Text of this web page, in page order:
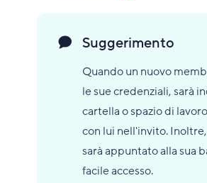
Suggerimento
Quando un nuovo
le sue credenziali, sarà
cartella o spazio di
con lui nell'invito.
sarà appuntato alla sua
facile accesso.